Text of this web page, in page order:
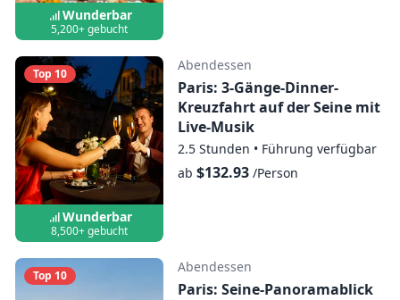
Wunderbar
5,200+ gebucht
Top 10
Wunderbar
8,500+ gebucht
Abendessen
Paris: 3-Gänge-Dinner-
Kreuzfahrt auf der Seine mit
Live-Musik
2.5 Stunden • Führung verfügbar
ab $132.93/Person
Top 10
Abendessen
Paris: Seine-Panoramablick